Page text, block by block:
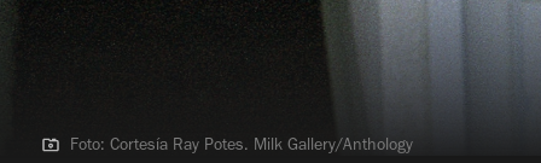
Foto: Cortesía Ray Potes. Milk Gallery/Anthology